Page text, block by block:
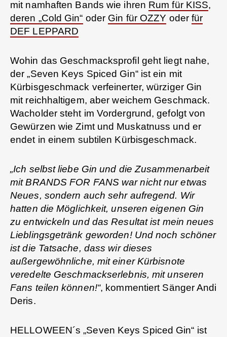
mit namhaften Bands wie ihren Rum für KISS,
deren „Cold Gin“ oder Gin für OZZY oderfür
DEF LEPPARD
Wohin das Geschmacksprofil geht liegt nahe,
der „Seven Keys Spiced Gin“ ist ein mit
Kürbisgeschmack verfeinerter, würziger Gin
mit reichhaltigem, aber weichem Geschmack.
Wacholder steht im Vordergrund, gefolgt von
Gewürzen wie Zimt und Muskatnuss und er
endet in einem subtilen Kürbisgeschmack.
„Ich selbst liebe Gin und die Zusammenarbeit
mit BRANDS FOR FANS war nicht nur etwas
Neues, sondern auch sehr aufregend. Wir
hatten die Möglichkeit, unseren eigenen Gin
zu entwickeln und das Resultat ist mein neues
Lieblingsgetränk geworden! Und noch schöner
ist die Tatsache, dass wir dieses
außergewöhnliche, mit einer Kürbisnote
veredelte Geschmackserlebnis, mit unseren
Fans teilen können!“, kommentiert Sänger Andi
Deris.
HELLOWEEN´s „Seven Keys Spiced Gin“ ist